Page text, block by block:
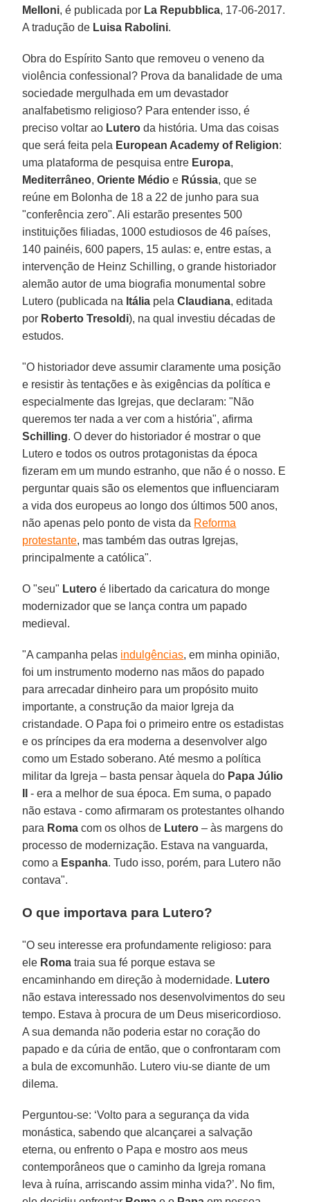
Melloni, é publicada por La Repubblica, 17-06-2017.
A tradução de Luisa Rabolini.
Obra do Espírito Santo que removeu o veneno da
violência confessional? Prova da banalidade de uma
sociedade mergulhada em um devastador
analfabetismo religioso? Para entender isso, é
preciso voltar ao Lutero da história. Uma das coisas
que será feita pela European Academy of Religion:
uma plataforma de pesquisa entre Europa,
Mediterrâneo,Oriente Médio e Rússia, que se
reúne em Bolonha de 18 a 22 de junho para sua
"conferência zero". Ali estarão presentes 500
instituições filiadas, 1000 estudiosos de 46 países,
140 painéis, 600 papers, 15 aulas: e, entre estas, a
intervenção de Heinz Schilling, o grande historiador
alemão autor de uma biografia monumental sobre
Lutero (publicada na Itália pelaClaudiana, editada
por Roberto Tresoldi), na qual investiu décadas de
estudos.
"O historiador deve assumir claramente uma posição
e resistir às tentações e às exigências da política e
especialmente das Igrejas, que declaram: "Não
queremos ter nada a ver com a história", afirma
Schilling. O dever do historiador é mostrar o que
Lutero e todos os outros protagonistas da época
fizeram em um mundo estranho, que não é o nosso. E
perguntar quais são os elementos que influenciaram
a vida dos europeus ao longo dos últimos 500 anos,
não apenas pelo ponto de vista da Reforma
protestante, mas também das outras Igrejas,
principalmente a católica".
O "seu" Lutero é libertado da caricatura do monge
modernizador que se lança contra um papado
medieval.
"A campanha pelas indulgências, em minha opinião,
foi um instrumento moderno nas mãos do papado
para arrecadar dinheiro para um propósito muito
importante, a construção da maior Igreja da
cristandade. O Papa foi o primeiro entre os estadistas
e os príncipes da era moderna a desenvolver algo
como um Estado soberano. Até mesmo a política
militar da Igreja – basta pensar àquela do Papa Júlio
- era a melhor de sua época. Em suma, o papado
não estava - como afirmaram os protestantes olhando
para Roma com os olhos de Lutero – às margens do
processo de modernização. Estava na vanguarda,
como a Espanha. Tudo isso, porém, para Lutero não
contava".
O que importava para Lutero?
"O seu interesse era profundamente religioso: para
ele Roma traia sua fé porque estava se
encaminhando em direção à modernidade. Lutero
não estava interessado nos desenvolvimentos do seu
tempo. Estava à procura de um Deus misericordioso.
A sua demanda não poderia estar no coração do
papado e da cúria de então, que o confrontaram com
a bula de excomunhão. Lutero viu-se diante de um
dilema.
Perguntou-se: ‘Volto para a segurança da vida
monástica, sabendo que alcançarei a salvação
eterna, ou enfrento o Papa e mostro aos meus
contemporâneos que o caminho da Igreja romana
leva à ruína, arriscando assim minha vida?’. No fim,